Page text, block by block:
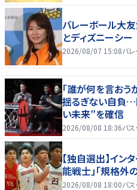
バレーボール大
とディズニーシ
2026/08/07 15:08バレ
「誰が何を言おう
揺るぎない自負
い未来”を確信
2026/08/08 18:36バス
【独自選出】イン
能戦士」「規格外
2026/08/08 18:00バス